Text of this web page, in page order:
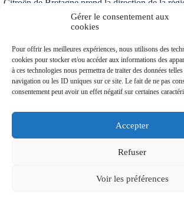
Gérer le consentement aux
cookies
Pour offrir les meilleures expériences, nous utilisons des
cookies pour stocker et/ou accéder aux informations des
à ces technologies nous permettra de traiter des données
navigation ou les ID uniques sur ce site. Le fait de ne pas
consentement peut avoir un effet négatif sur certaines
Accepter
Refuser
Voir les préférences
Citroën de Bretagne prend la direction de la
visite du parc Futuroscope.
Nombre de visites
551036
L
Facebook YouTube
Copyright © 2026 - Club Tractions Avant de